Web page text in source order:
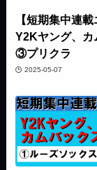
【短期集中連載
Y2Kヤング、カ
③プリクラ
2025-05-07